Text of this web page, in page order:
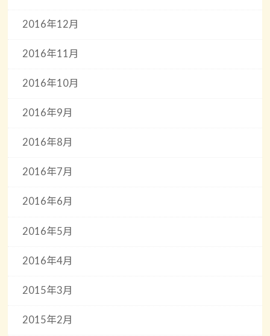
2016年12月
2016年11月
2016年10月
2016年9月
2016年8月
2016年7月
2016年6月
2016年5月
2016年4月
2015年3月
2015年2月